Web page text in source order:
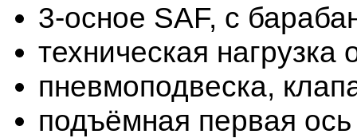
3-осное SAF, с
техническая нагрузка
пневмоподвеска,
подъёмная первая ось